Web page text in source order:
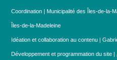
Coordination | Municipalité des Îles-de-la-
Îles-de-la-Madeleine
Idéation et collaboration au contenu |
Développement et programmation du site |